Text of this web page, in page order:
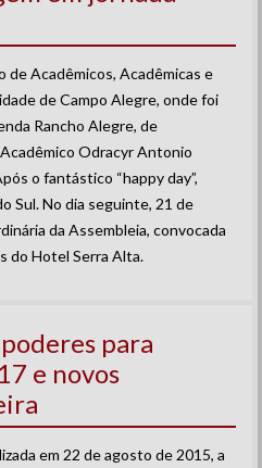
de Acadêmicos, Acadêmicas e
de Campo Alegre, onde foi
Rancho Alegre, de
Odracyr Antonio
o fantástico “happy day”,
Sul. No dia seguinte, 21 de
da Assembleia, convocada
do Hotel Serra Alta.
para
e novos
em 22 de agosto de 2015, a